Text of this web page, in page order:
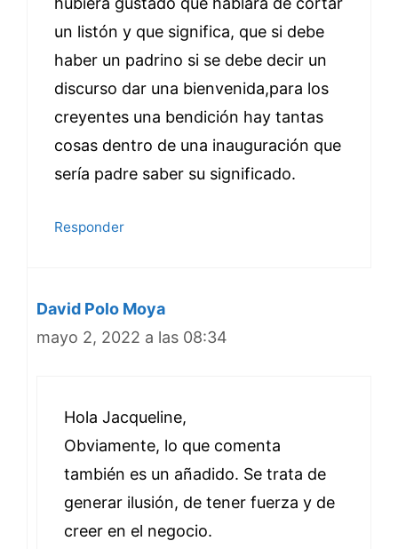
un listón y que significa, que si debe
haber un padrino si se debe decir un
discurso dar una bienvenida,para los
creyentes una bendición hay tantas
cosas dentro de una inauguración que
sería padre saber su significado.
Responder
David Polo Moya
mayo 2, 2022 a las 08:34
Hola Jacqueline,
Obviamente, lo que comenta
también es un añadido. Se trata de
generar ilusión, de tener fuerza y de
creer en el negocio.